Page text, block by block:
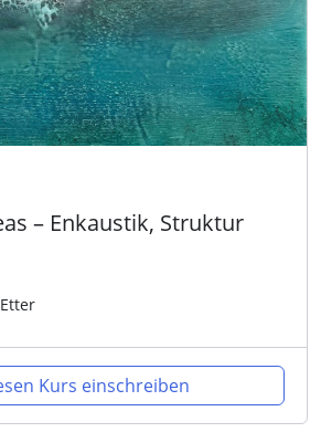
– Enkaustik, Struktur
Kurs einschreiben